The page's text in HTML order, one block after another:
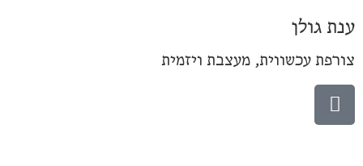
ענת גולן
צורפת עכשווית, מעצבת ויזמית